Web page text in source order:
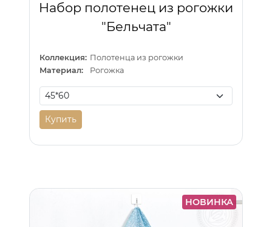
Набор полотенец из рогожки
"Бельчата"
Коллекция: Полотенца из рогожки
Материал:
Рогожка
Купить
НОВИНКА